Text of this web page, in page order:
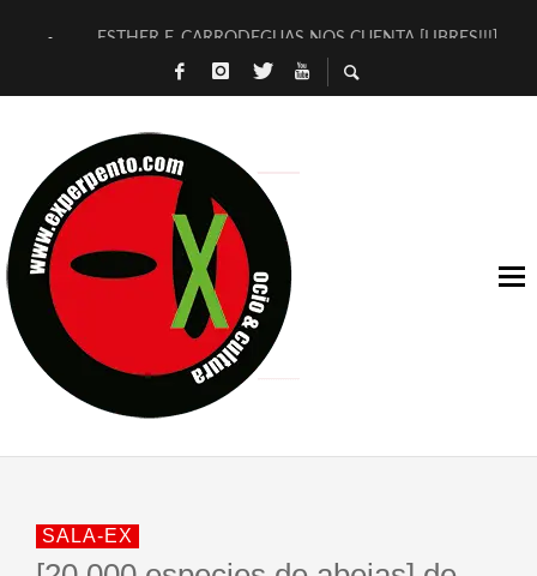
ESTHER F. CARRODEGUAS NOS CUENTA [LIBRES!!!]
[TERRA DE GUAPES] DE SANDRA MONFORT
TIMBRE 4, LA ESCUELA DEL DIRECTOR TEATRAL CLAUDIO
30 AÑOS (NO ES NADA) DE LA KATARSIS DEL TOMATAZO
MILITARES JUDÍAS EN #EXVITA
D’BALDOMEROS REINVENTAN [BITÁCORA 3.0] EN EXVITA
MARSHALL FLASH PRESENTA EN EXVITA [RELATIVA
JOFRE BARDAGÍ EN EXVITA INTERPRETANDO A SERRAT
SALA-EX